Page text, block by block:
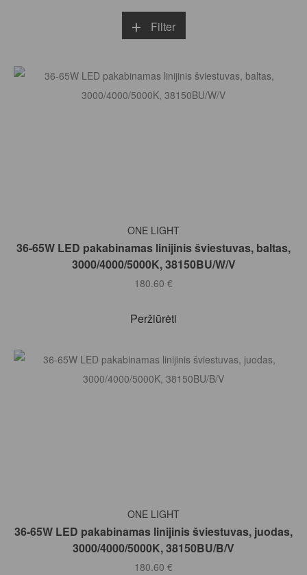
Filter
Į KREPŠELĮ
ONE LIGHT
36-65W LED pakabinamas linijinis šviestuvas, baltas,
3000/4000/5000K, 38150BU/W/V
180.60 €
Peržiūrėti
Į KREPŠELĮ
ONE LIGHT
36-65W LED pakabinamas linijinis šviestuvas, juodas,
3000/4000/5000K, 38150BU/B/V
180.60 €